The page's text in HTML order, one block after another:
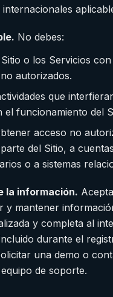
No debes:
o los Servicios
autorizados.
que
el funcionamiento del
acceso no
del Sitio, a
o a sistemas
la información.
y mantener
y completa al
durante el
una demo o
de soporte.